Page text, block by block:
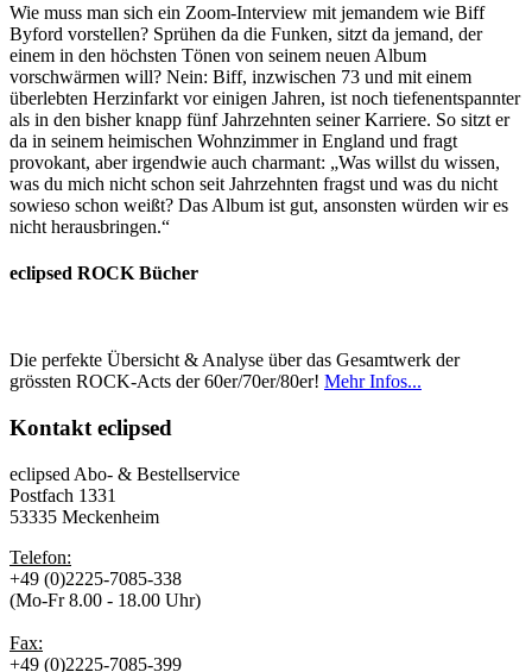
Wie muss man sich ein Zoom-Interview mit jemandem wie Biff
Byford vorstellen? Sprühen da die Funken, sitzt da jemand, der
einem in den höchsten Tönen von seinem neuen Album
vorschwärmen will? Nein: Biff, inzwischen 73 und mit einem
überlebten Herzinfarkt vor einigen Jahren, ist noch tiefenentspannter
als in den bisher knapp fünf Jahrzehnten seiner Karriere. So sitzt er
da in seinem heimischen Wohnzimmer in England und fragt
provokant, aber irgendwie auch charmant: „Was willst du wissen,
was du mich nicht schon seit Jahrzehnten fragst und was du nicht
sowieso schon weißt? Das Album ist gut, ansonsten würden wir es
nicht herausbringen.“
eclipsed ROCK Bücher
Die perfekte Übersicht & Analyse über das Gesamtwerk der
grössten ROCK-Acts der 60er/70er/80er! Mehr Infos...
Kontakt eclipsed
eclipsed Abo- & Bestellservice
Postfach 1331
53335 Meckenheim
Telefon:
+49 (0)2225-7085-338
(Mo-Fr 8.00 - 18.00 Uhr)
Fax:
+49 (0)2225-7085-399